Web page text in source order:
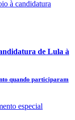
de Lula à
quando participaram